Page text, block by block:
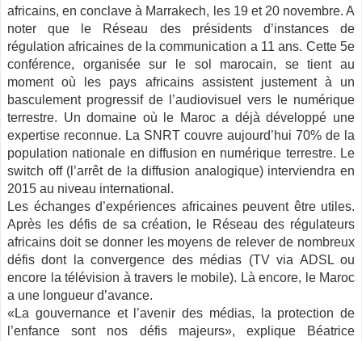
africains, en conclave à Marrakech, les 19 et 20 novembre. A
noter que le Réseau des présidents d’instances de
régulation africaines de la communication a 11 ans. Cette 5e
conférence, organisée sur le sol marocain, se tient au
moment où les pays africains assistent justement à un
basculement progressif de l’audiovisuel vers le numérique
terrestre. Un domaine où le Maroc a déjà développé une
expertise reconnue. La SNRT couvre aujourd’hui 70% de la
population nationale en diffusion en numérique terrestre. Le
switch off (l’arrêt de la diffusion analogique) interviendra en
2015 au niveau international.
Les échanges d’expériences africaines peuvent être utiles.
Après les défis de sa création, le Réseau des régulateurs
africains doit se donner les moyens de relever de nombreux
défis dont la convergence des médias (TV via ADSL ou
encore la télévision à travers le mobile). Là encore, le Maroc
a une longueur d’avance.
«La gouvernance et l’avenir des médias, la protection de
l’enfance sont nos défis majeurs», explique Béatrice